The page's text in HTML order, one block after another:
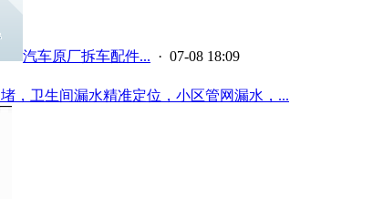
汽车原厂拆车配件... · 07-08 18:09
，卫生间漏水精准定位，小区管网漏水，...